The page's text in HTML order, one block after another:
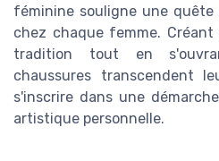
féminine souligne une
chez chaque femme.
tradition tout en
chaussures transcendent
s'inscrire dans une
artistique personnelle.